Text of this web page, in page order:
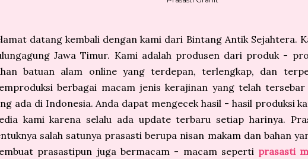
datang kembali dengan kami dari Bintang Antik Sejahtera.
Jawa Timur. Kami adalah produsen dari produk -
batuan alam online yang terdepan, terlengkap, dan
berbagai macam jenis kerajinan yang telah tersebar
ada di Indonesia. Anda dapat mengecek hasil - hasil produksi
kami karena selalu ada update terbaru setiap harinya.
salah satunya prasasti berupa nisan makam dan bahan
prasastipun juga bermacam - macam seperti prasasti